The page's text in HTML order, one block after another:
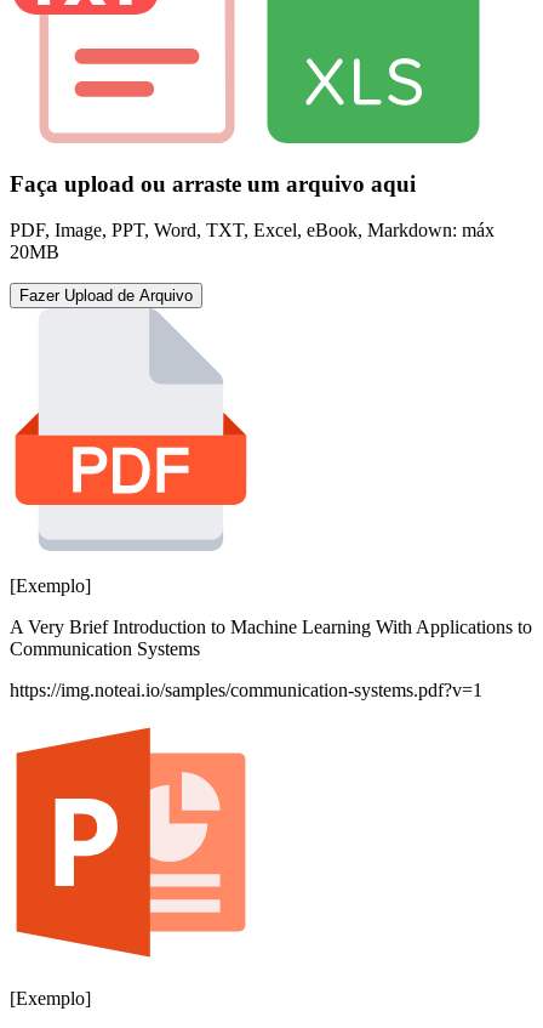
Faça upload ou arraste um arquivo aqui
PDF, Image, PPT, Word, TXT, Excel, eBook, Markdown: máx
20MB
Fazer Upload de Arquivo
[Exemplo]
A Very Brief Introduction to Machine Learning With Applications to
Communication Systems
https://img.noteai.io/samples/communication-systems.pdf?v=1
[Exemplo]